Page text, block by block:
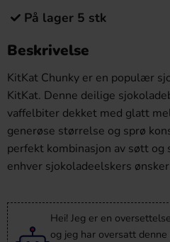
På lager 5 stk
Beskrivelse
KitKat Chunky er en populær
KitKat. Denne deilige
vaffelbiter dekket med glatt
generøse størrelse og sprø
perfekt kombinasjon av søtt
enhver sjokoladeelskers
Hei! Jeg er en
og jeg har oversatt